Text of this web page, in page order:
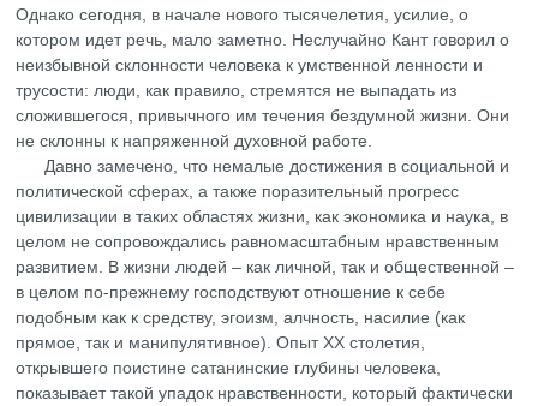
Однако сегодня, в начале нового тысячелетия, усилие, о
котором идет речь, мало заметно. Неслучайно Кант говорил о
неизбывной склонности человека к умственной ленности и
трусости: люди, как правило, стремятся не выпадать из
сложившегося, привычного им течения бездумной жизни. Они
не склонны к напряженной духовной работе.
Давно замечено, что немалые достижения в социальной и
политической сферах, а также поразительный прогресс
цивилизации в таких областях жизни, как экономика и наука, в
целом не сопровождались равномасштабным нравственным
развитием. В жизни людей – как личной, так и общественной –
в целом по-прежнему господствуют отношение к себе
подобным как к средству, эгоизм, алчность, насилие (как
прямое, так и манипулятивное). Опыт ХХ столетия,
открывшего поистине сатанинские глубины человека,
показывает такой упадок нравственности, который фактически